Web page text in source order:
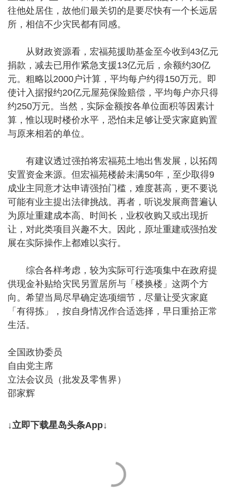
往他处居住，故他们最关切的是要尽快有一个长远居
所，相信不少灾民都有同感。
从财政资源看，宏福苑援助基金至今收到43亿元
捐款，减去已用作紧急支援13亿元后，余额约30亿
元。粗略以2000户计算，平均每户约得150万元。即
使计入据报约20亿元屋苑保险赔偿，平均每户亦只得
约250万元。当然，实际金额按各单位面积等因素计
算，惟以现时楼价水平，恐怕未足够让受灾家庭购置
与原来相若的单位。
有建议透过强拍将宏福苑土地出售发展，以拓阔
安置资金来源。但宏福苑楼龄未满50年，至少取得9
成业主同意才达申请强拍门槛，难度甚高，更不要说
可能有业主提出法律挑战。再者，听说发展商普遍认
为原址重建成本高、时间长，业权收购又或出现折
让，对此类项目兴趣不大。因此，原址重建或强拍发
展在实际操作上都难以实行。
综合各样考虑，较为实际可行选项集中在政府提
供现金补贴给灾民另置居所与「楼换楼」这两个方
向。希望当局尽早确定选项细节，尽量让受灾家庭
「有得拣」，按自身情况作合适选择，早日重拾正常
生活。
全国政协委员
自由党主席
立法会议员（批发及零售界）
邵家辉
↓立即下载星岛头条App↓